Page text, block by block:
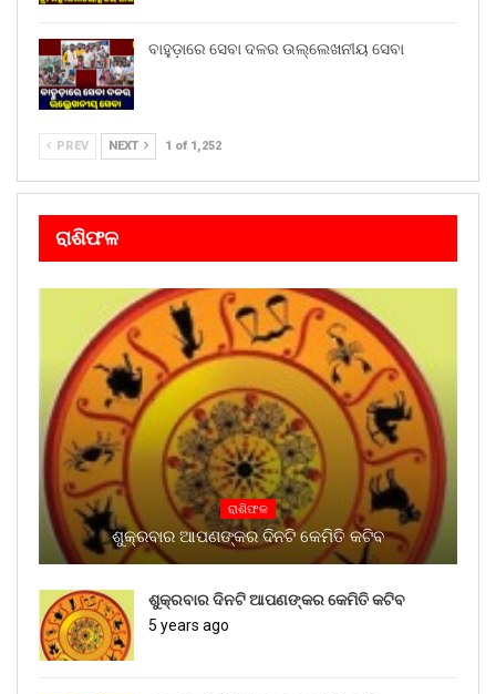
ବାହୁଡ଼ାରେ ସେବା ଦଳର ଉଲ୍ଲେଖନୀୟ ସେବା
PREV NEXT 1 of 1,252
ରାଶିଫଳ
ରାଶିଫଳ
ଶୁକ୍ରବାର ଆପଣଙ୍କର ଦିନଟି କେମିତି କଟିବ
ଶୁକ୍ରବାର ଦିନଟି ଆପଣଙ୍କର କେମିତି କଟିବ
5 years ago